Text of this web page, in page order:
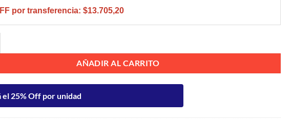
por transferencia:$13.705,20
AÑADIR AL CARRITO
25% Off por unidad